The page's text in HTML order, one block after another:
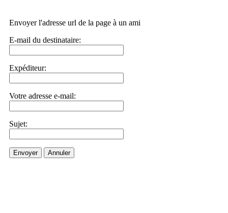
Envoyer l'adresse url de la page à un ami
E-mail du destinataire:
Expéditeur:
Votre adresse e-mail:
Sujet:
Envoyer Annuler